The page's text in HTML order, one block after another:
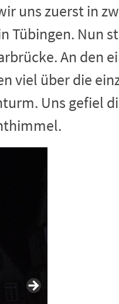
uns zuerst in
Tübingen. Nun
An den
viel über die
Uns gefiel